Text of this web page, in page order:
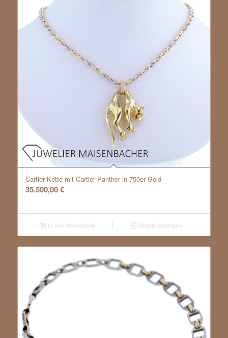
Cartier Kette mit Cartier Panther in 750er Gold
35.500,00€
In den Warenkorb Details anzeigen